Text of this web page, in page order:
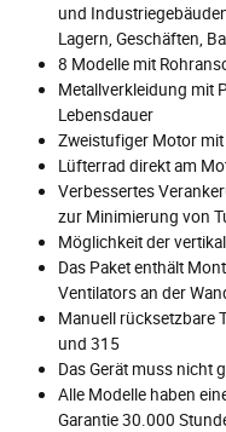
und
Lagern, Geschäften,
8 Modelle mit
Metallverkleidung mit
Lebensdauer
Zweistufiger Motor
Lüfterrad direkt am
Verbessertes
zur Minimierung von
Möglichkeit der
Das Paket enthält
Ventilators an der
Manuell rücksetzbare
und 315
Das Gerät muss nicht
Alle Modelle haben
Garantie 30.000